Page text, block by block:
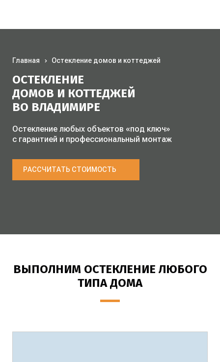
Главная Остекление домов и коттеджей
ОСТЕКЛЕНИЕ
ДОМОВ И КОТТЕДЖЕЙ
ВО ВЛАДИМИРЕ
Остекление любых объектов «под ключ»
с гарантией и профессиональный монтаж
РАССЧИТАТЬ СТОИМОСТЬ
ВЫПОЛНИМ ОСТЕКЛЕНИЕ ЛЮБОГО
ТИПА ДОМА